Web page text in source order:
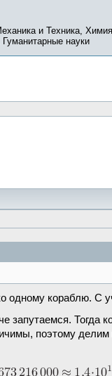
и Техника,
науки
одному кораблю. С
запутаемся. Тогда
поэтому делим